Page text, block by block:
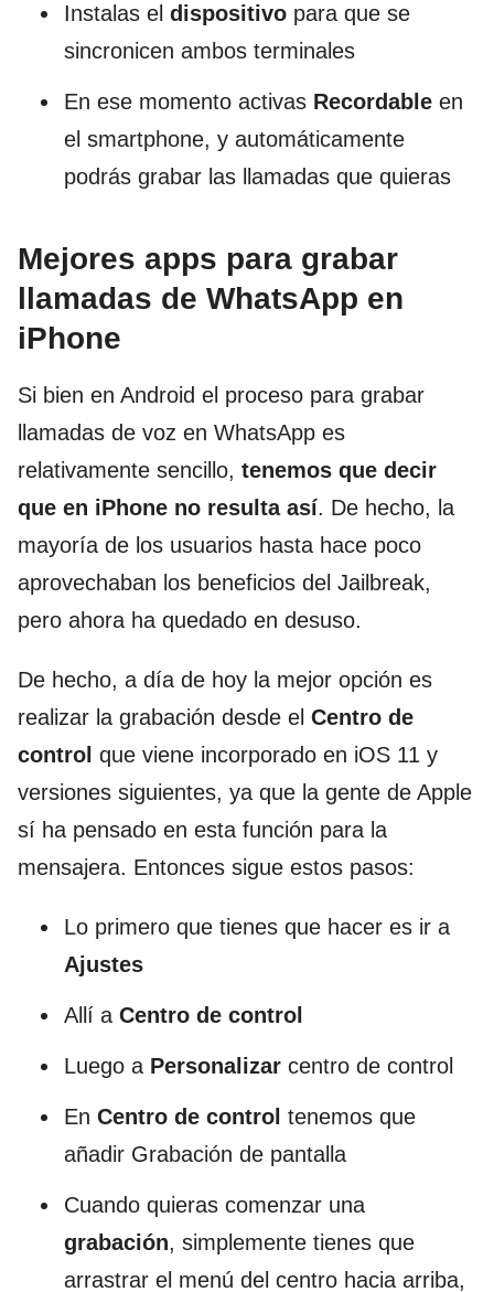
Instalas el dispositivo para que se
sincronicen ambos terminales
En ese momento activas Recordable en
el smartphone, y automáticamente
podrás grabar las llamadas que quieras
Mejores apps para grabar
llamadas de WhatsApp en
iPhone
Si bien en Android el proceso para grabar
llamadas de voz en WhatsApp es
relativamente sencillo, tenemos que decir
que en iPhone no resulta así. De hecho, la
mayoría de los usuarios hasta hace poco
aprovechaban los beneficios del Jailbreak,
pero ahora ha quedado en desuso.
De hecho, a día de hoy la mejor opción es
realizar la grabación desde el Centro de
control que viene incorporado en iOS 11 y
versiones siguientes, ya que la gente de Apple
sí ha pensado en esta función para la
mensajera. Entonces sigue estos pasos:
Lo primero que tienes que hacer es ir a
Ajustes
Allí a Centro de control
Luego a Personalizar centro de control
En Centro de control tenemos que
añadir Grabación de pantalla
Cuando quieras comenzar una
grabación, simplemente tienes que
arrastrar el menú del centro hacia arriba,